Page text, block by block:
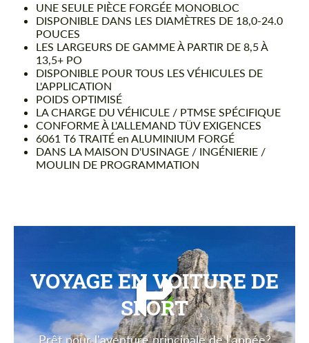
UNE SEULE PIÈCE FORGÉE MONOBLOC
DISPONIBLE DANS LES DIAMÈTRES DE 18,0-24.0
POUCES
LES LARGEURS DE GAMME À PARTIR DE 8,5 À
13,5+ PO
DISPONIBLE POUR TOUS LES VÉHICULES DE
L'APPLICATION
POIDS OPTIMISÉ
LA CHARGE DU VÉHICULE / PTMSE SPÉCIFIQUE
CONFORME À L'ALLEMAND TÜV EXIGENCES
6061 T6 TRAITÉ en ALUMINIUM FORGÉ
DANS LA MAISON D'USINAGE / INGÉNIERIE /
MOULIN DE PROGRAMMATION
VOYAGE EN VOITURE DE
SPORT
Prêt pour l'aventure principale de l'année?